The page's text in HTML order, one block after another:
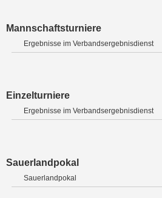
Mannschaftsturniere
Ergebnisse im Verbandsergebnisdienst
Einzelturniere
Ergebnisse im Verbandsergebnisdienst
Sauerlandpokal
Sauerlandpokal